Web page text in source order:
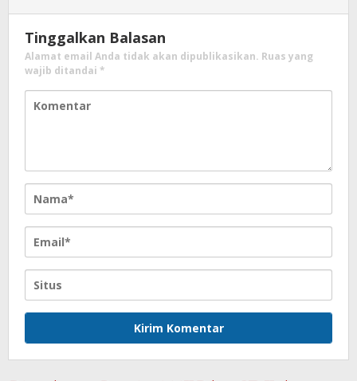
Tinggalkan Balasan
Alamat email Anda tidak akan dipublikasikan. Ruas yang
wajib ditandai *